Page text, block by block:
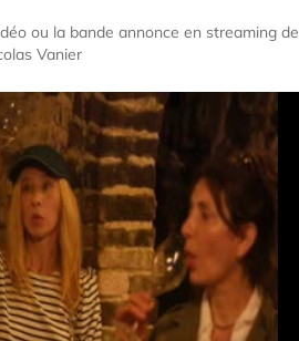
ou la bande annonce en streaming de
Vanier